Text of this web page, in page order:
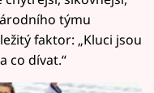
týmu
faktor: „Kluci jsou
co dívat.“